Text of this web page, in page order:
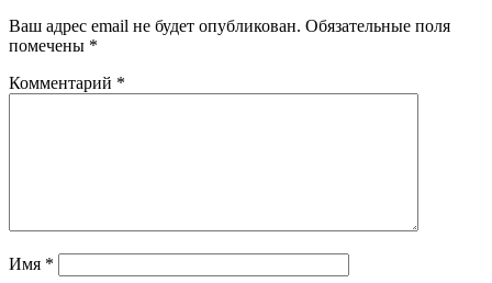
Ваш адрес email не будет опубликован. Обязательные поля
помечены *
Комментарий *
Имя *